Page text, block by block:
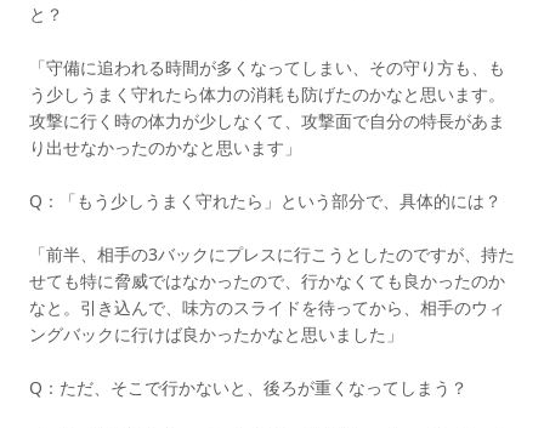
と？
「守備に追われる時間が多くなってしまい、その守り方も、も
う少しうまく守れたら体力の消耗も防げたのかなと思います。
攻撃に行く時の体力が少しなくて、攻撃面で自分の特長があま
り出せなかったのかなと思います」
Q：「もう少しうまく守れたら」という部分で、具体的には？
「前半、相手の3バックにプレスに行こうとしたのですが、持た
せても特に脅威ではなかったので、行かなくても良かったのか
なと。引き込んで、味方のスライドを待ってから、相手のウィ
ングバックに行けば良かったかなと思いました」
Q：ただ、そこで行かないと、後ろが重くなってしまう？